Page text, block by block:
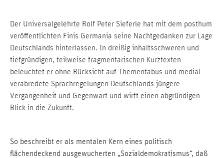
Der Universalgelehrte Rolf Peter Sieferle hat mit dem posthum
veröffentlichten Finis Germania seine Nachtgedanken zur Lage
Deutschlands hinterlassen. In dreißig inhaltsschweren und
tiefgründigen, teilweise fragmentarischen Kurztexten
beleuchtet er ohne Rücksicht auf Thementabus und medial
verabredete Sprachregelungen Deutschlands jüngere
Vergangenheit und Gegenwart und wirft einen abgründigen
Blick in die Zukunft.
So beschreibt er als mentalen Kern eines politisch
flächendeckend ausgewucherten „Sozialdemokratismus“, daß